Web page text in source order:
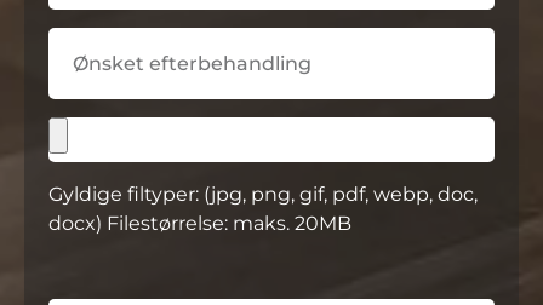
Gyldige filtyper: (jpg, png, gif, pdf, webp, doc,
docx) Filestørrelse: maks. 20MB